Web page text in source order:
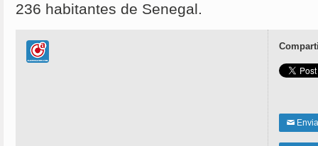
236 habitantes de Senegal.
✉